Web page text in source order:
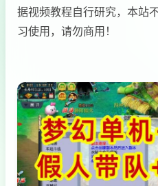
据视频教程自行研究，本站
习使用，请勿商用！